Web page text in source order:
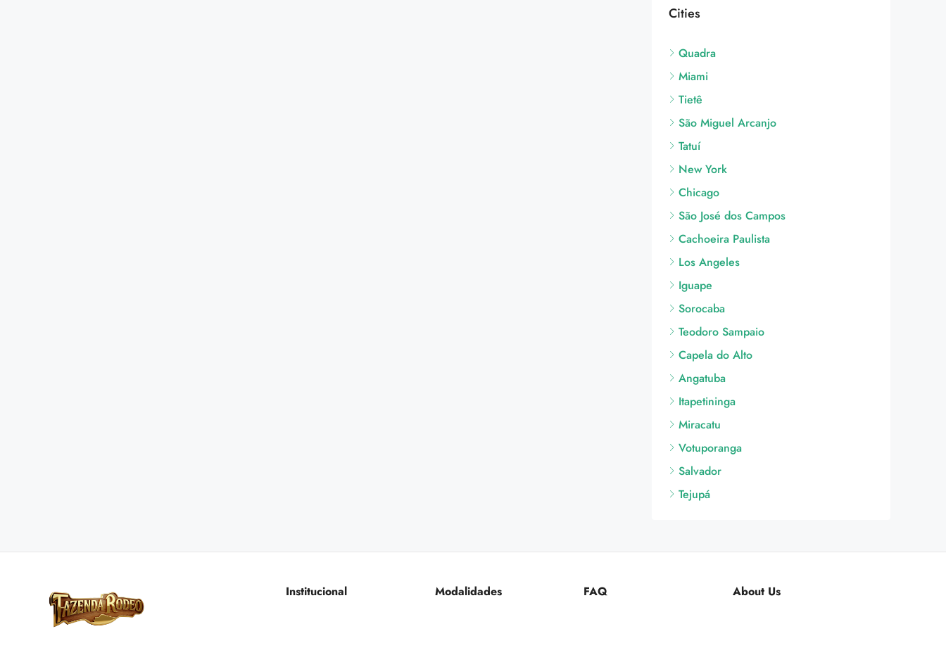
Cities
Quadra
Miami
Tietê
São Miguel Arcanjo
Tatuí
New York
Chicago
São José dos Campos
Cachoeira Paulista
Los Angeles
Iguape
Sorocaba
Teodoro Sampaio
Capela do Alto
Angatuba
Itapetininga
Miracatu
Votuporanga
Salvador
Tejupá
Institucional Modalidades FAQ About Us